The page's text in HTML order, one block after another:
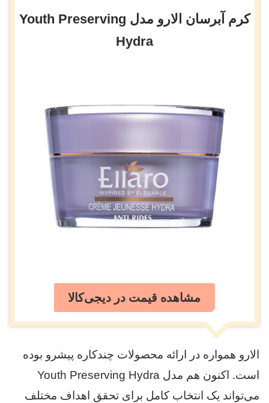
کرم آبرسان الارو مدل Youth Preserving
Hydra
مشاهده قیمت در دیجی‌کالا
الارو همواره در ارائه محصولات چند‌کاره پیشرو بوده
است. اکنون هم مدل Youth Preserving Hydra
می‌تواند یک انتخاب کامل برای تحقق اهداف مختلف